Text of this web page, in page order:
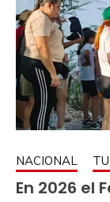
NACIONAL
En 2026 el